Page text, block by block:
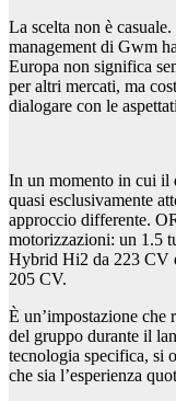
La scelta non è
management di Gwm
Europa non significa
per altri mercati, ma
dialogare con le
In un momento in cui il
quasi esclusivamente
approccio differente.
motorizzazioni: un 1.5
Hybrid Hi2 da 223 CV
205 CV.
È un’impostazione che
del gruppo durante il
tecnologia specifica, si
che sia l’esperienza